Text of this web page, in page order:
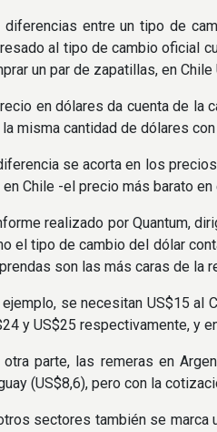
diferencias entre un tipo de
al tipo de cambio oficial
un par de zapatillas, en Chile
en dólares da cuenta de la
misma cantidad de dólares
se acorta en los
en Chile -el precio más barato
realizado por Quantum,
el tipo de cambio del dólar
son las más caras de la
se necesitan US$15 al
y US$25 respectivamente, y
otra parte, las remeras en
(US$8,6), pero con la
sectores también se marca